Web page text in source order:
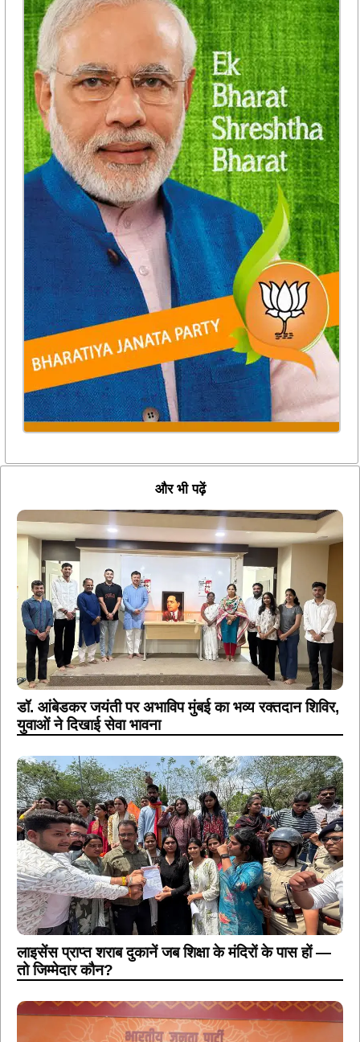
और भी पढ़ें
डॉ. आंबेडकर जयंती पर अभाविप मुंबई का भव्य रक्तदान शिविर,
युवाओं ने दिखाई सेवा भावना
लाइसेंस प्राप्त शराब दुकानें जब शिक्षा के मंदिरों के पास हों —
तो जिम्मेदार कौन?